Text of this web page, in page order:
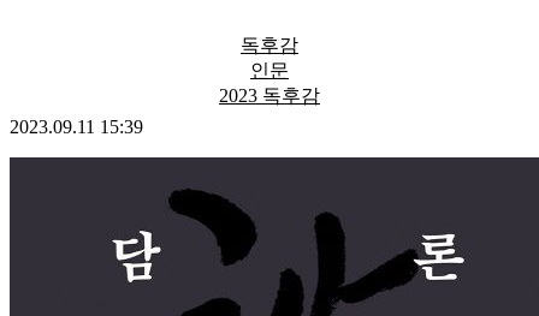
독후감
인문
2023 독후감
2023.09.11 15:39